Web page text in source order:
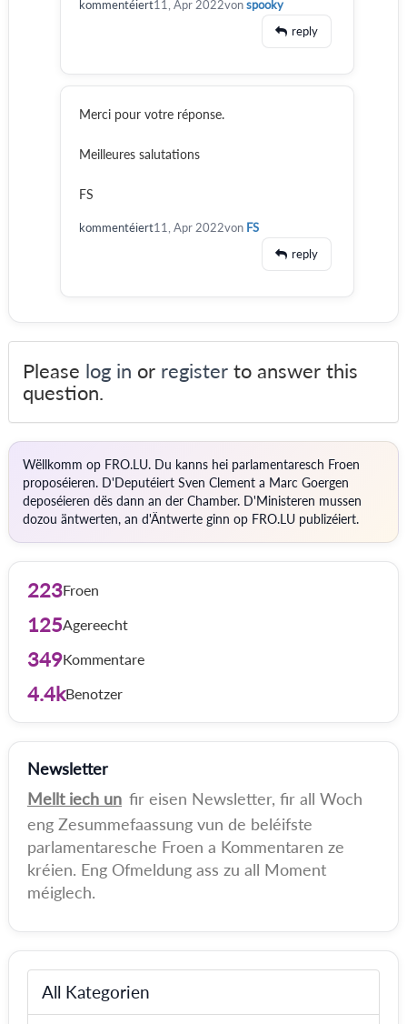
kommentéiert11, Apr 2022vonspooky
reply
Merci pour votre réponse.
Meilleures salutations
FS
kommentéiert11, Apr 2022von FS
reply
Please log in or register to answer this
question.
Wëllkomm op FRO.LU. Du kanns hei parlamentaresch Froen
proposéieren. D'Deputéiert Sven Clement a Marc Goergen
deposéieren dës dann an der Chamber. D'Ministeren mussen
dozou äntwerten, an d'Äntwerte ginn op FRO.LU publizéiert.
223Froen
125Agereecht
349Kommentare
4.4kBenotzer
Newsletter
Mellt iech un fir eisen Newsletter, fir all Woch
eng Zesummefaassung vun de beléifste
parlamentaresche Froen a Kommentaren ze
kréien. Eng Ofmeldung ass zu all Moment
méiglech.
All Kategorien